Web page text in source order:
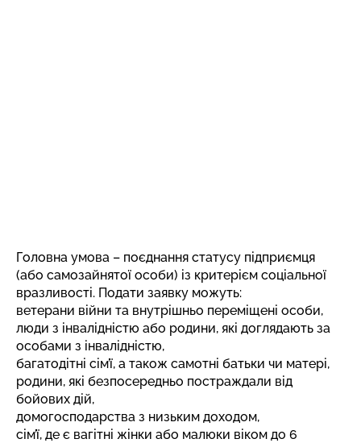
Головна умова – поєднання статусу підприємця
(або самозайнятої особи) із критерієм соціальної
вразливості. Подати заявку можуть:
ветерани війни та внутрішньо переміщені особи,
люди з інвалідністю або родини, які доглядають за
особами з інвалідністю,
багатодітні сім’ї, а також самотні батьки чи матері,
родини, які безпосередньо постраждали від
бойових дій,
домогосподарства з низьким доходом,
сім’ї, де є вагітні жінки або малюки віком до 6